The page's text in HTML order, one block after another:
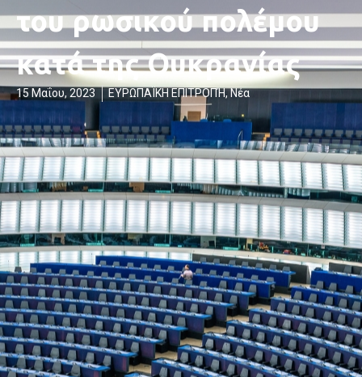
του ρωσικού πολέμου
κατά της Ουκρανίας
15 Μαΐου, 2023 ΕΥΡΩΠΑΪΚΗ ΕΠΙΤΡΟΠΉ,Νέα